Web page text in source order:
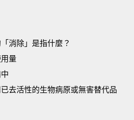
消除」是指什麼？
量
去活性的生物病原或無害替代品